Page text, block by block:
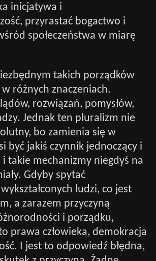
inicjatywa i
przyrastać bogactwo i
społeczeństwa w miarę
takich porządków
różnych znaczeniach.
rozwiązań, pomysłów,
Jednak ten pluralizm nie
bo zamienia się w
być jakiś czynnik jednoczący i
i takie mechanizmy niegdyś na
Gdyby spytać
ludzi, co jest
a zarazem przyczyną
i porządku,
prawa człowieka, demokracja
I jest to odpowiedź błędna,